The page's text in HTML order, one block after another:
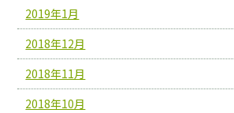
2019年1月
2018年12月
2018年11月
2018年10月